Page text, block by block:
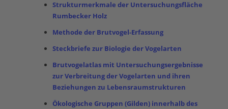
Strukturmerkmale der Untersuchungsfläche
Rumbecker Holz
Methode der Brutvogel-Erfassung
Steckbriefe zur Biologie der Vogelarten
Brutvogelatlas mit Untersuchungsergebnisse
zur Verbreitung der Vogelarten und ihren
Beziehungen zu Lebensraumstrukturen
Ökologische Gruppen (Gilden) innerhalb des